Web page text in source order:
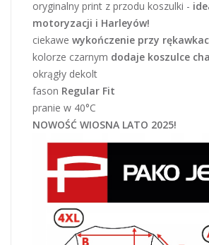
oryginalny print z przodu koszulki -
motoryzacji i Harleyów!
ciekawe wykończenie przy
kolorze czarnym dodaje koszulce
okrągły dekolt
fason Regular Fit
pranie w 40°C
NOWOŚĆ WIOSNA LATO 2025!